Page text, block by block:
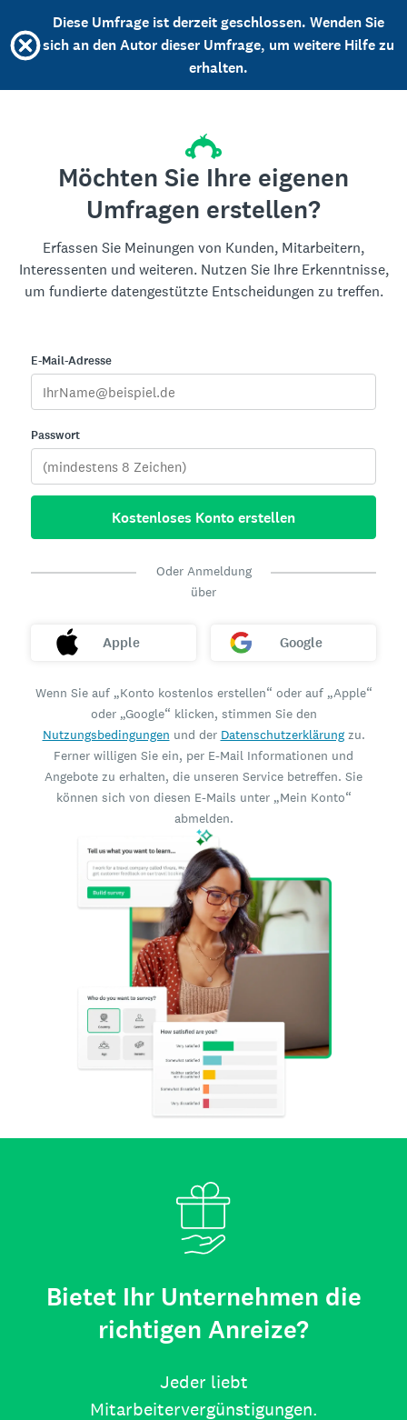
Diese Umfrage ist derzeit geschlossen. Wenden Sie
sich an den Autor dieser Umfrage, um weitere Hilfe zu
erhalten.
Möchten Sie Ihre eigenen
Umfragen erstellen?
Erfassen Sie Meinungen von Kunden, Mitarbeitern,
Interessenten und weiteren. Nutzen Sie Ihre Erkenntnisse,
um fundierte datengestützte Entscheidungen zu treffen.
E-Mail-Adresse
Passwort
Kostenloses Konto erstellen
Oder Anmeldung
über
Apple Google
Wenn Sie auf „Konto kostenlos erstellen“ oder auf „Apple“
oder „Google“ klicken, stimmen Sie den
Nutzungsbedingungen und der Datenschutzerklärungzu.
Ferner willigen Sie ein, per E-Mail Informationen und
Angebote zu erhalten, die unseren Service betreffen. Sie
können sich von diesen E-Mails unter „Mein Konto“
abmelden.
Bietet Ihr Unternehmen die
richtigen Anreize?
Jeder liebt
Mitarbeitervergünstigungen.